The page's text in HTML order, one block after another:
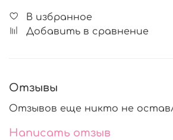
В избранное
Добавить в сравнение
Отзывы
Отзывов еще никто не
Написать отзыв